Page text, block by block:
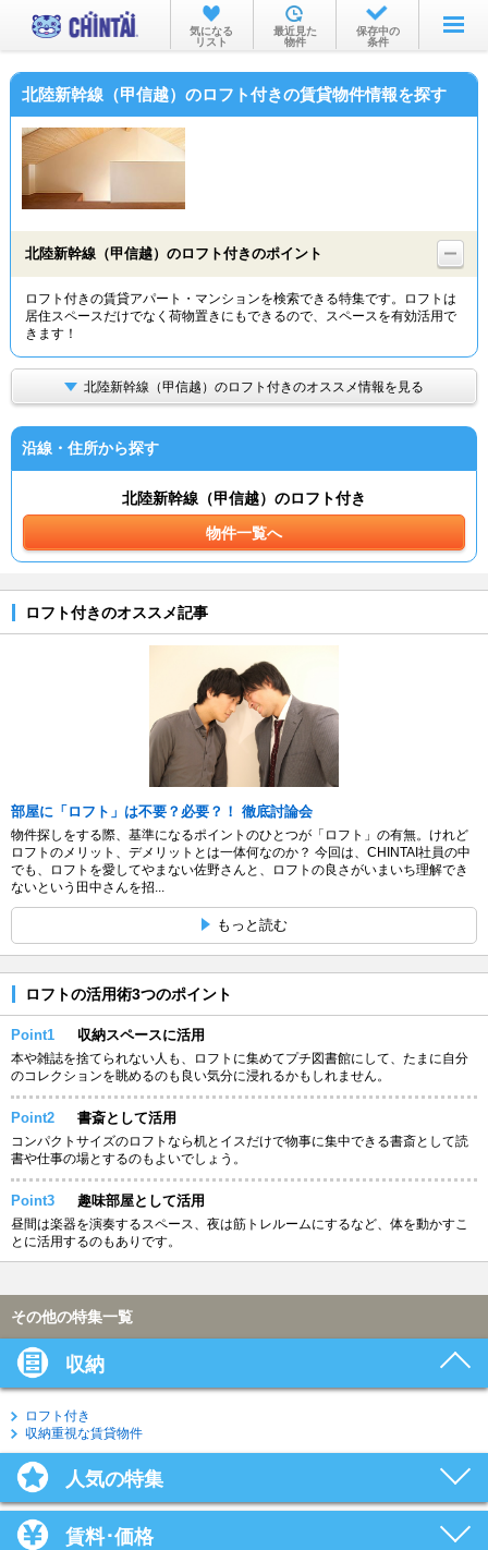
お部屋を探す
沿線・駅から
物件特集から
TOP
気になる
リスト
最近見た
物件
保存中の
条件
北陸新幹線（甲信越）のロフト付きの賃貸物件情報を探す
北陸新幹線（甲信越）のロフト付きのポイント
ロフト付きの賃貸アパート・マンションを検索できる特集です。ロフトは
居住スペースだけでなく荷物置きにもできるので、スペースを有効活用で
きます！
北陸新幹線（甲信越）のロフト付きのオススメ情報を見る
沿線・住所から探す
北陸新幹線（甲信越）のロフト付き
物件一覧へ
ロフト付きのオススメ記事
部屋に「ロフト」は不要？必要？！ 徹底討論会
物件探しをする際、基準になるポイントのひとつが「ロフト」の有無。けれど
ロフトのメリット、デメリットとは一体何なのか？ 今回は、CHINTAI社員の中
でも、ロフトを愛してやまない佐野さんと、ロフトの良さがいまいち理解でき
ないという田中さんを招...
もっと読む
ロフトの活用術3つのポイント
Point1 収納スペースに活用
本や雑誌を捨てられない人も、ロフトに集めてプチ図書館にして、たまに自分
のコレクションを眺めるのも良い気分に浸れるかもしれません。
Point2 書斎として活用
コンパクトサイズのロフトなら机とイスだけで物事に集中できる書斎として読
書や仕事の場とするのもよいでしょう。
Point3 趣味部屋として活用
昼間は楽器を演奏するスペース、夜は筋トレルームにするなど、体を動かすこ
とに活用するのもありです。
その他の特集一覧
収納
ロフト付き
収納重視な賃貸物件
人気の特集
賃料･価格